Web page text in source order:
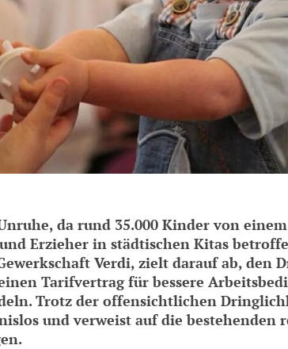
da rund 35.000 Kinder von
Erzieher in städtischen Kitas
Verdi, zielt darauf ab, den
Tarifvertrag für bessere
Trotz der offensichtlichen
und verweist auf die